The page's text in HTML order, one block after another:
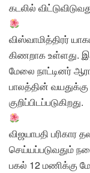
கடலில்
விஸ்வாமித்திரர்
கிணறாக உள்ளது.
மேலை நாட்டினர்
பாலத்தின்
குறிப்பிடப்படுகிறது.
விஜயாபதி பரிகார
செய்யப்படுவதும்
பகல் 12 மணிக்கு